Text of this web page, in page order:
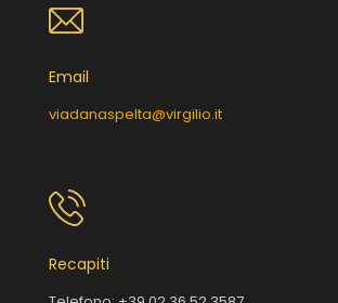
Email
viadanaspelta@virgilio.it
Recapiti